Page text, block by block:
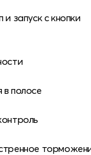
запуск с кнопки
полосе